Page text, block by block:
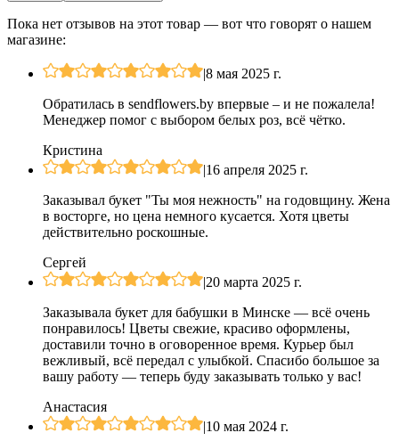
Пока нет отзывов на этот товар — вот что говорят о нашем
магазине:
|8 мая 2025 г.
Обратилась в sendflowers.by впервые – и не пожалела!
Менеджер помог с выбором белых роз, всё чётко.
Кристина
|16 апреля 2025 г.
Заказывал букет "Ты моя нежность" на годовщину. Жена
в восторге, но цена немного кусается. Хотя цветы
действительно роскошные.
Сергей
|20 марта 2025 г.
Заказывала букет для бабушки в Минске — всё очень
понравилось! Цветы свежие, красиво оформлены,
доставили точно в оговоренное время. Курьер был
вежливый, всё передал с улыбкой. Спасибо большое за
вашу работу — теперь буду заказывать только у вас!
Анастасия
|10 мая 2024 г.